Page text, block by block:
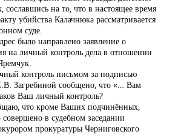
сославшись на то, что в настоящее время
убийства Калачнюка рассматривается
суде.
было направлено заявление о
на личный контроль дела в отношении
контроль письмом за подписью
Загребиной сообщено, что «… Вам
Ваш личный контроль?
что кроме Ваших подчинённых,
в судебном заседании
прокуратуры Черниговского